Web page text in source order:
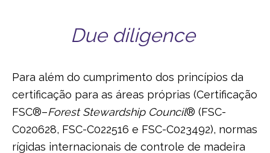
Due diligence
Para além do cumprimento dos princípios da
certificação para as áreas próprias (Certificação
FSC®–Forest Stewardship Council® (FSC-
C020628, FSC-C022516 e FSC-C023492), normas
rígidas internacionais de controle de madeira